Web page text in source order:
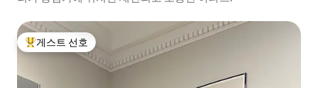
상위 게스트 선호
게스트 선호